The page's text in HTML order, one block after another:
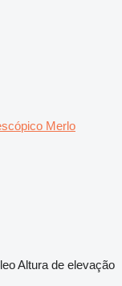
Merlo
Altura de elevação